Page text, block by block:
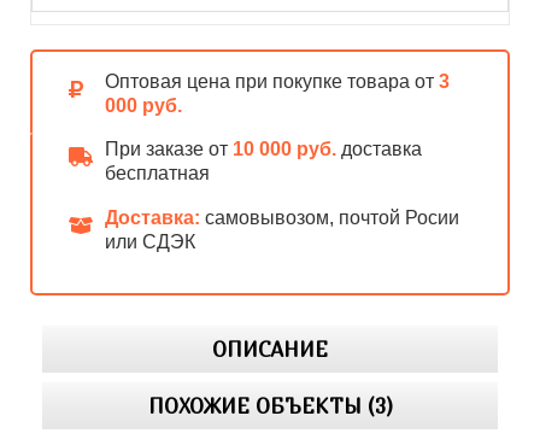
Оптовая цена при покупке товара от 3
000 руб.
При заказе от 10 000 руб. доставка
бесплатная
Доставка: самовывозом, почтой Росии
или СДЭК
ОПИСАНИЕ
ПОХОЖИЕ ОБЪЕКТЫ (3)